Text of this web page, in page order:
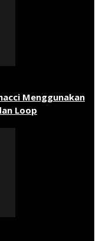
Menggunakan
Loop